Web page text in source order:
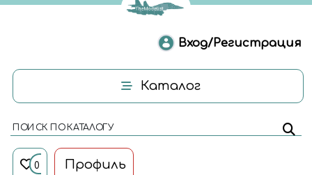
Вход/Регистрация
Каталог
ПОИСК ПО КАТАЛОГУ
0 Профиль